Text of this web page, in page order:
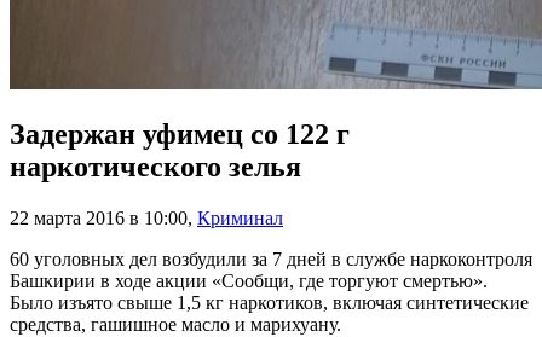
Задержан уфимец со 122 г
наркотического зелья
22 марта 2016 в 10:00, Криминал
60 уголовных дел возбудили за 7 дней в службе наркоконтроля
Башкирии в ходе акции «Сообщи, где торгуют смертью».
Было изъято свыше 1,5 кг наркотиков, включая синтетические
средства, гашишное масло и марихуану.